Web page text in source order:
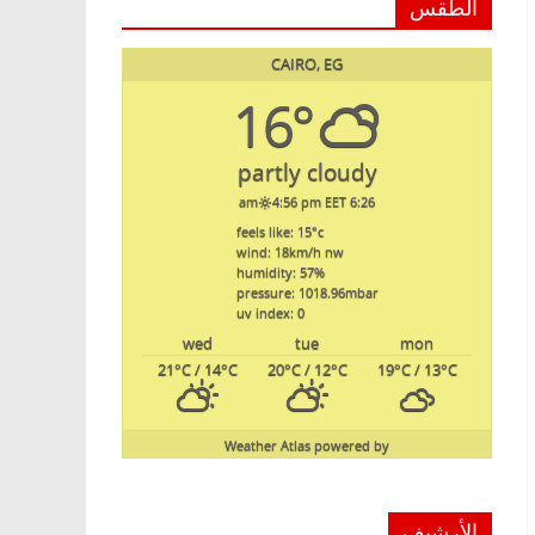
الطقس
CAIRO, EG
16°
partly cloudy
6:26 am
4:56 pm EET
feels like: 15°c
wind: 18km/h nw
humidity: 57%
pressure: 1018.96mbar
uv index: 0
mon
tue
wed
19°C/ 13°C
20°C/ 12°C
21°C/ 14°C
powered by
Weather Atlas